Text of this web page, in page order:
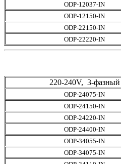
ODP-12037-IN
ODP-12150-IN
ODP-22150-IN
ODP-22220-IN
220-240V, 3-фазный
ODP-24075-IN
ODP-24150-IN
ODP-24220-IN
ODP-24400-IN
ODP-34055-IN
ODP-34075-IN